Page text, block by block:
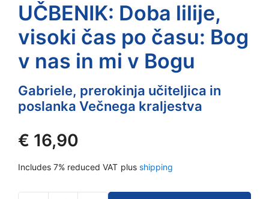
UČBENIK: Doba lilije,
visoki čas po času: Bog
v nas in mi v Bogu
Gabriele, prerokinja učiteljica in
poslanka Večnega kraljestva
€ 16,90
Includes 7% reduced VAT plus shipping